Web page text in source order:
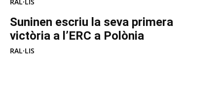
Suninen escriu la seva primera
victòria a l’ERC a Polònia
RAL·LIS